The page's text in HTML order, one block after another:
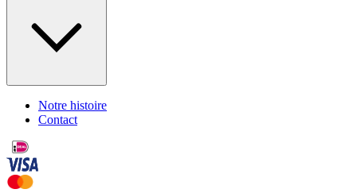
Notre histoire
Contact